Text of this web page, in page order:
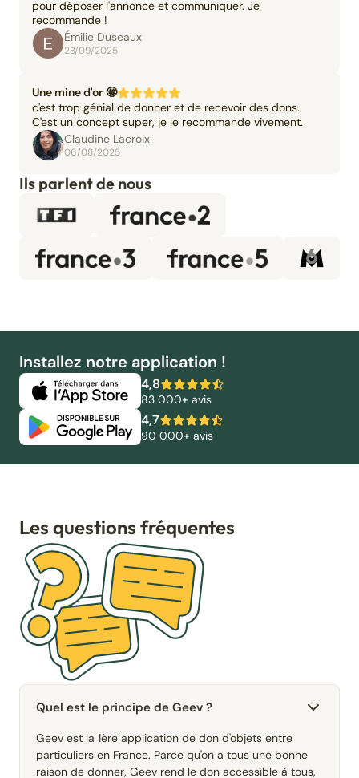
pour déposer l'annonce et communiquer. Je
recommande !
Émilie Duseaux
23/09/2025
Une mine d'or 🤩
c'est trop génial de donner et de recevoir des dons.
C'est un concept super, je le recommande vivement.
Claudine Lacroix
06/08/2025
Ils parlent de nous
Installez notre application !
4,8
83 000+ avis
4,7
90 000+ avis
Les questions fréquentes
Quel est le principe de Geev ?
Geev est la 1ère application de don d'objets entre
particuliers en France. Parce qu'on a tous une bonne
raison de donner, Geev rend le don accessible à tous,